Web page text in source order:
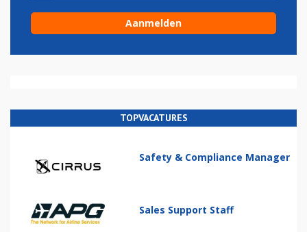
TOPVACATURES
Safety & Compliance Manager
Sales Support Staff